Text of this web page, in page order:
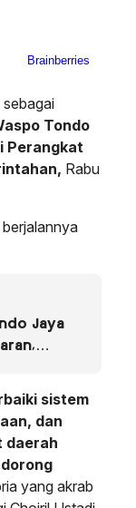
sebagai
Tondo
Perangkat
Rabu
Jaya
sistem
dan
daerah
yang akrab